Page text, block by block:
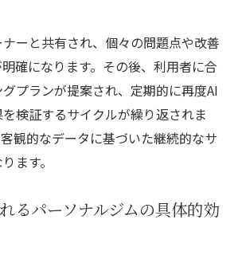
ーと共有され、個々の問題点や改善
確になります。その後、利用者に合
プランが提案され、定期的に再度AI
検証するサイクルが繰り返されま
観的なデータに基づいた継続的なサ
ます。
るパーソナルジムの具体的効